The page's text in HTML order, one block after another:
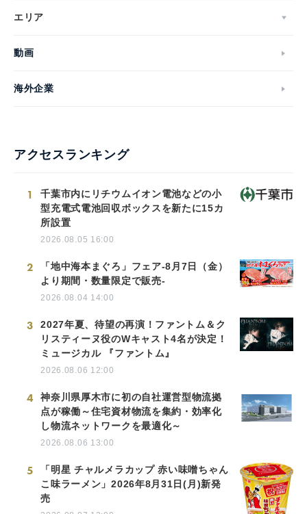
エリア
動画
海外企業
アクセスランキング
1
千葉市内にリチウムイオン電池などの小
型充電式電池回収ボックスを新たに15カ
所設置
2026.08.05 16:00
2
「地中海本まぐろ」フェア-8月7日（金）
より期間・数量限定で販売-
2026.08.04 14:00
3
2027年夏、待望の再演！ファントム＆ク
リスティーヌ役のWキャスト4名が決定！
ミュージカル 『ファントム』
2026.08.06 12:00
4
神奈川県厚木市に初の自社運営型物流拠
点が稼働～住宅資材物流を集約・効率化
し物流ネットワークを最適化～
2026.08.06 13:00
5
「明星 チャルメラカップ 赤い味噌ちゃん
こ味ラーメン」2026年8月31日(月)新発
売